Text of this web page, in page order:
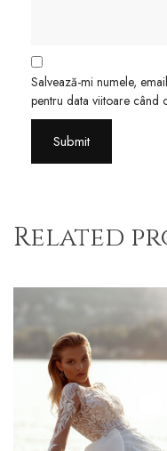
Salvează-mi numele,
pentru data viitoare când
Related